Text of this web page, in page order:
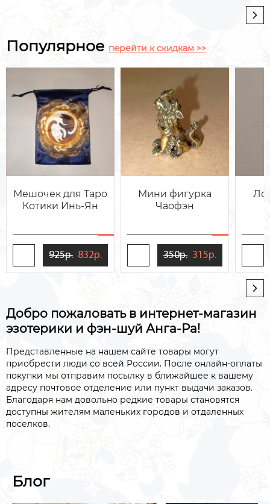
Популярное перейти к скидкам >>
Мешочек для Таро
Котики Инь-Ян
925р. 832р.
Мини фигурка
Чаофэн
350р. 315р.
Добро пожаловать в интернет-магазин
эзотерики и фэн-шуй Анга-Ра!
Представленные на нашем сайте товары могут
приобрести люди со всей России. После онлайн-оплаты
покупки мы отправим посылку в ближайшее к вашему
адресу почтовое отделение или пункт выдачи заказов.
Благодаря нам довольно редкие товары становятся
доступны жителям маленьких городов и отдаленных
поселков.
Блог